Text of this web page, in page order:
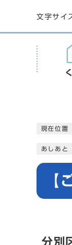
文字サイ
現在位置
あしあと
【
分別